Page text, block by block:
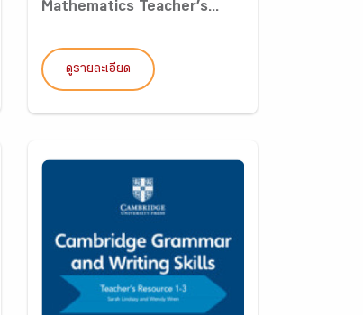
Mathematics Teacher’s...
ดูรายละเอียด